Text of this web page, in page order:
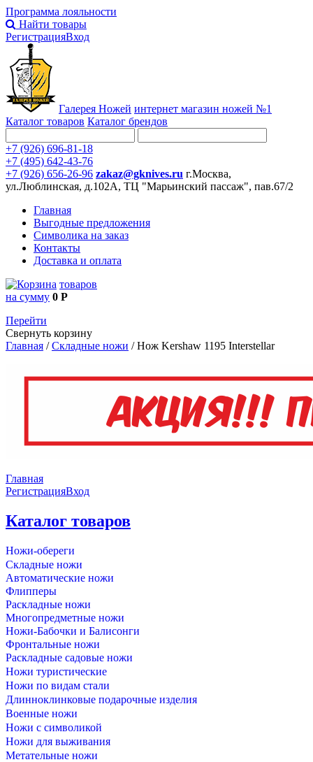
Программа лояльности
Найти товары
РегистрацияВход
Галерея Ножей интернет магазин ножей №1
Каталог товаров Каталог брендов
+7 (926) 696-81-18
+7 (495) 642-43-76
+7 (926) 656-26-96 zakaz@gknives.ru г.Москва,
ул.Люблинская, д.102А, ТЦ "Марьинский пассаж", пав.67/2
Главная
Выгодные предложения
Символика на заказ
Контакты
Доставка и оплата
товаров
на сумму 0 Р
Перейти
Свернуть корзину
Главная /Складные ножи /Нож Kershaw 1195 Interstellar
Главная
РегистрацияВход
Каталог товаров
Ножи-обереги
Складные ножи
Автоматические ножи
Флипперы
Раскладные ножи
Многопредметные ножи
Ножи-Бабочки и Балисонги
Фронтальные ножи
Раскладные садовые ножи
Ножи туристические
Ножи по видам стали
Длинноклинковые подарочные изделия
Военные ножи
Ножи с символикой
Ножи для выживания
Метательные ножи